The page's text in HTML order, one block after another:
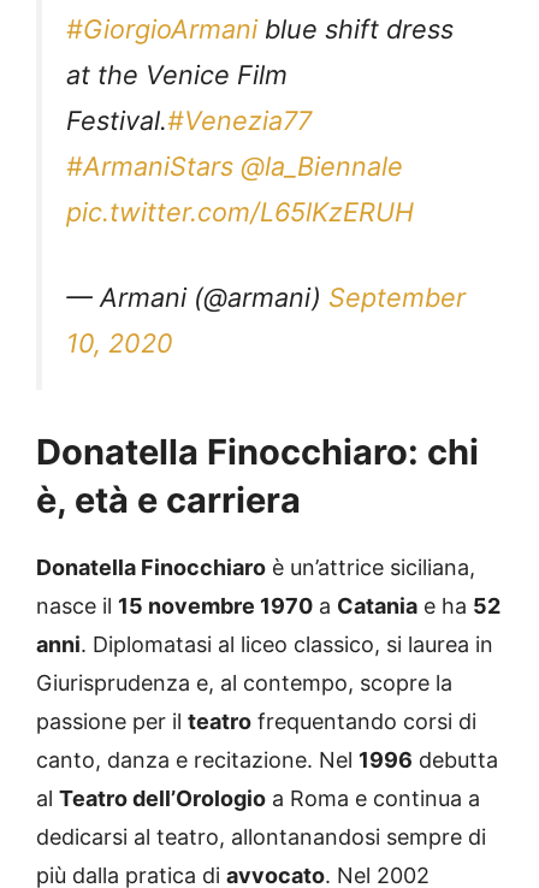
#GiorgioArmaniblue shift dress
at the Venice Film
Festival. #Venezia77
#ArmaniStars @la_Biennale
pic.twitter.com/L65lKzERUH
— Armani (@armani) September
10, 2020
Donatella Finocchiaro: chi
è, età e carriera
Donatella Finocchiaro
è un’attrice siciliana,
nasce il 15 novembre 1970 Catania e ha 52
anni . Diplomatasi al liceo classico, si laurea in
Giurisprudenza e, al contempo, scopre la
passione per il teatro
frequentando corsi di
canto, danza e recitazione. Nel 1996 debutta
al Teatro dell’Orologio
a Roma e continua a
dedicarsi al teatro, allontanandosi sempre di
più dalla pratica di
avvocato
. Nel 2002